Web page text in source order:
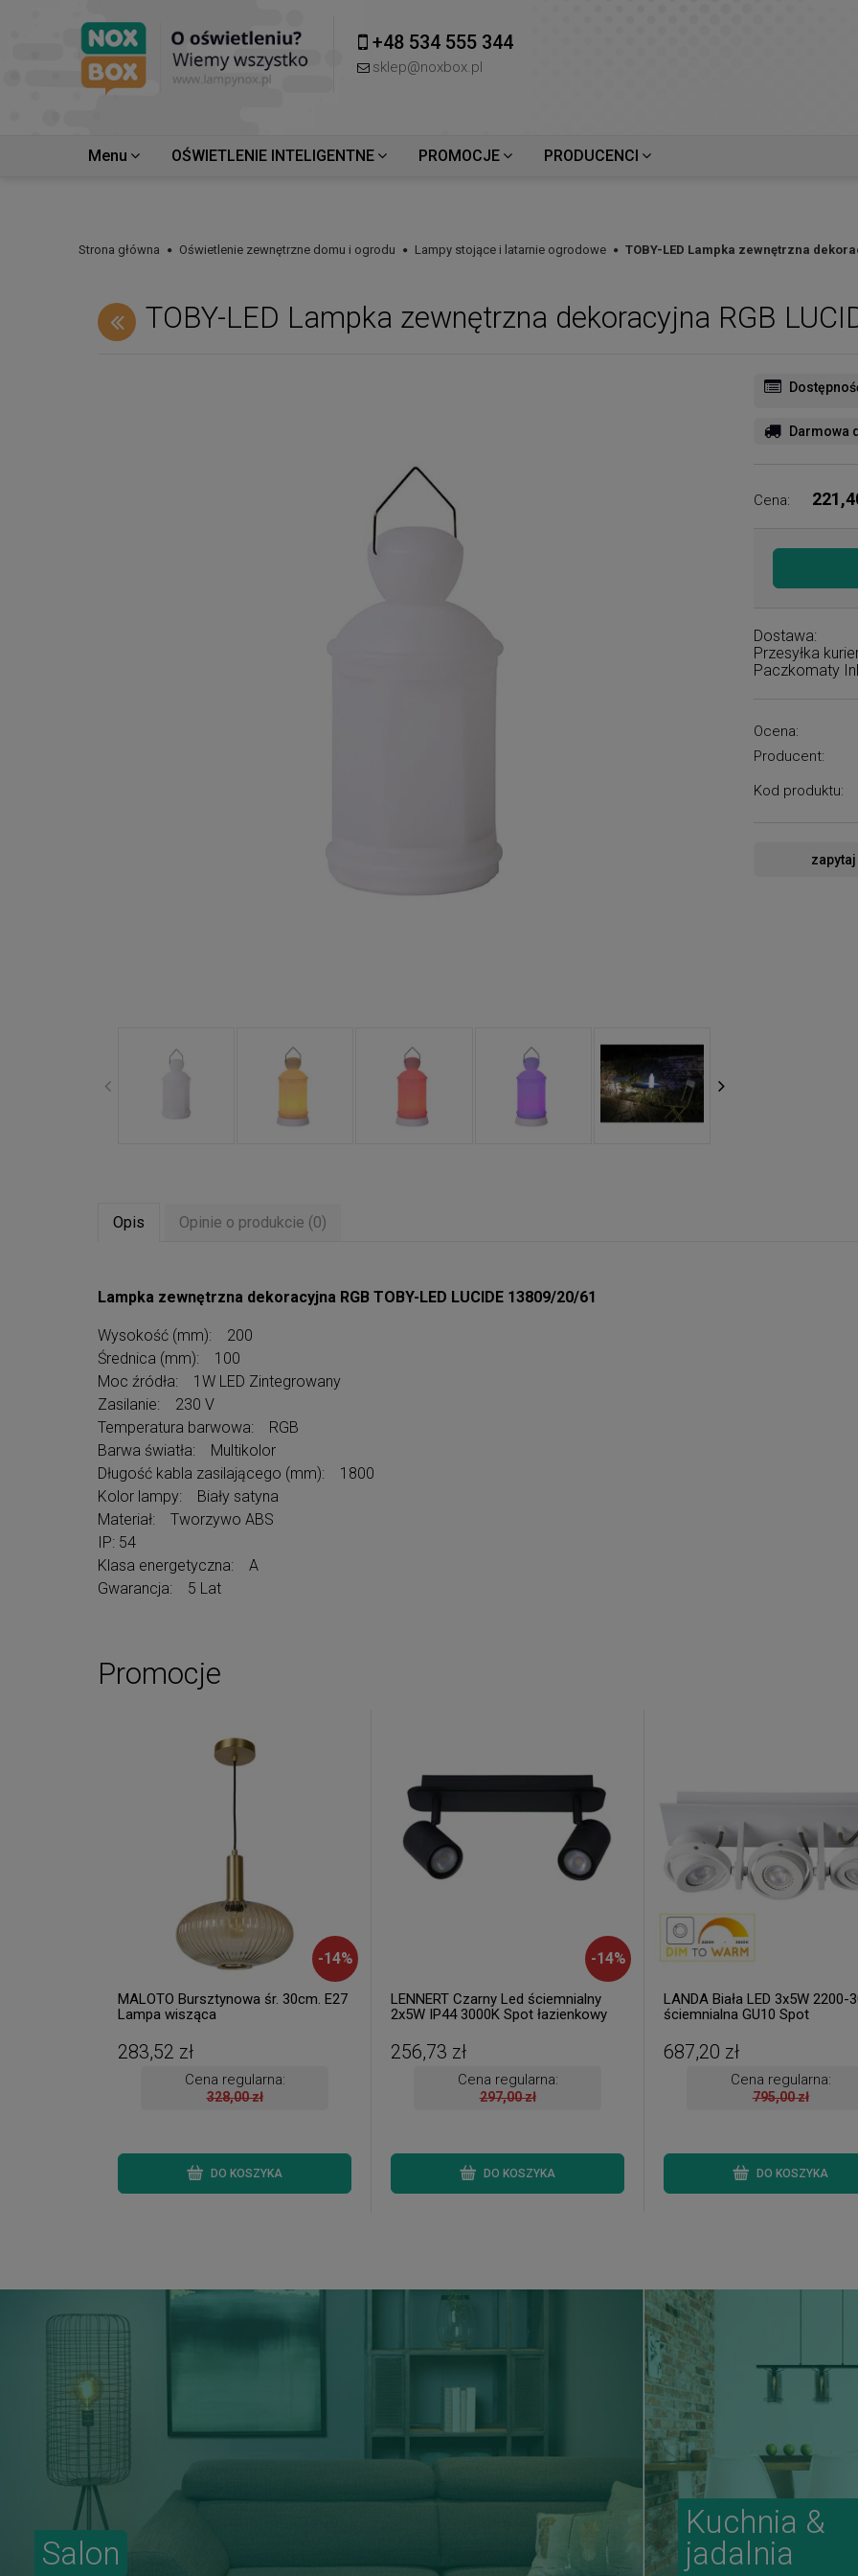
+48 534 555 344
sklep@noxbox.pl
Menu OŚWIETLENIE INTELIGENTNE PROMOCJE PRODUCENCI
Strona główna Oświetlenie zewnętrzne domu i ogrodu Lampy stojące i latarnie ogrodowe TOBY-LED Lampka zewnętrzna
TOBY-LED Lampka zewnętrzna dekoracyjna RGB
Darmowa
Cena:
Dostawa:
Przesyłka
Paczkomaty
Ocena:
Producent:
Kod produktu:
Opis Opinie o produkcie (0)
Lampka zewnętrzna dekoracyjna RGB TOBY-LED LUCIDE 13809/20/61
Wysokość (mm): 200
Średnica (mm): 100
Moc źródła: 1W LED Zintegrowany
Zasilanie: 230 V
Temperatura barwowa: RGB
Barwa światła: Multikolor
Długość kabla zasilającego (mm): 1800
Kolor lampy: Biały satyna
Materiał: Tworzywo ABS
IP: 54
Klasa energetyczna: A
Gwarancja: 5 Lat
Promocje
-14%
MALOTO Bursztynowa śr. 30cm. E27
Lampa wisząca
283,52 zł
Cena regularna:
328,00 zł
DO KOSZYKA
-14%
LENNERT Czarny Led ściemnialny
2x5W IP44 3000K Spot łazienkowy
256,73 zł
Cena regularna:
297,00 zł
DO KOSZYKA
LANDA Biała LED 3x5W 2200-
ściemnialna GU10 Spot
687,20 zł
Cena regularna:
795,00 zł
DO KOSZYKA
Salon
Kuchnia &
jadalnia